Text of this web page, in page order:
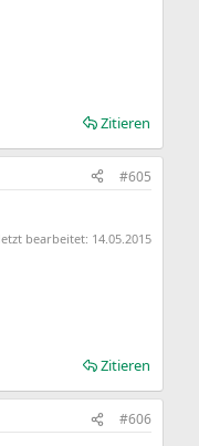
Zitieren
#605
bearbeitet: 14.05.2015
Zitieren
#606